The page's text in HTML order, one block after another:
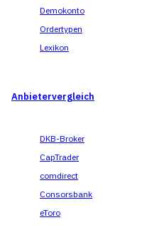
Demokonto
Ordertypen
Lexikon
Anbietervergleich
DKB-Broker
CapTrader
comdirect
Consorsbank
eToro